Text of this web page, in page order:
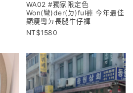
WA02 #獨家限定色
Won(彎)der(ㄉ)ful褲 今年最佳
顯瘦彎ㄉ長腿牛仔褲
1580